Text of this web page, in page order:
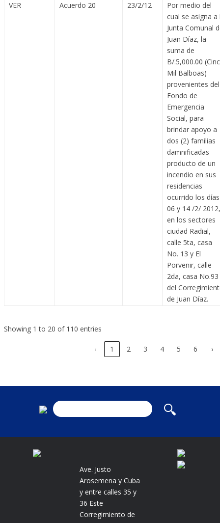
VER
Acuerdo 20 23/2/12
Por medio del
cual se asigna a
Junta Comunal
Juan Díaz, la
suma de
B/.5,000.00
Mil Balboas)
provenientes del
Fondo de
Emergencia
Social, para
brindar apoyo a
dos (2) familias
damnificadas
producto de un
incendio en sus
residencias
ocurrido los días
06 y 14 /2/ 2012,
en los sectores
ciudad Radial,
calle 5ta, casa
No. 13 y El
Porvenir, calle
2da, casa No.93
del
de Juan Díaz.
Showing 1 to 20 of 110 entries
‹ 1 2 3 4 5 6 ›
Ave. Justo
Arosemena y Cuba
y entre calles 35 y
36 Este
Corregimiento de